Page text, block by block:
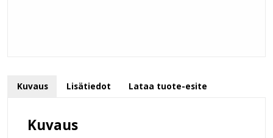
Kuvaus Lisätiedot Lataa tuote-esite
Kuvaus